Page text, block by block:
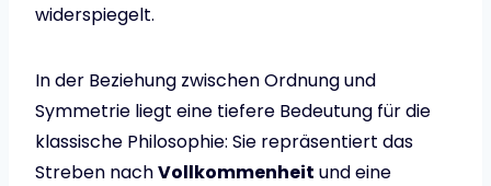
widerspiegelt.
In der Beziehung zwischen Ordnung und
Symmetrie liegt eine tiefere Bedeutung für die
klassische Philosophie: Sie repräsentiert das
Streben nachVollkommenheit und eine